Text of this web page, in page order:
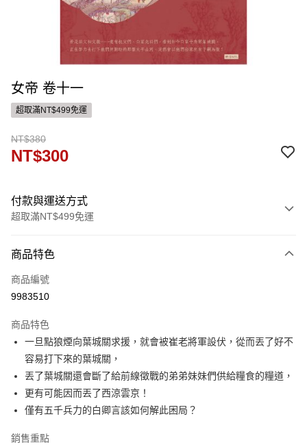
女帝 卷十一
超取滿NT$499免運
NT$380
NT$300
付款與運送方式
超取滿NT$499免運
信用卡一次付款
運送方式
付款後全家取貨
每筆NT$60，滿NT$499(含以上)免運費
付款後7-11取貨
每筆NT$60，滿NT$499(含以上)免運費
宅配
商品特色
商品編號
9983510
商品特色
一旦點狼煙向葉城關求援，就會被崔老將軍設伏，從而丟了好不
容易打下來的葉城關，
丟了葉城關還會斷了給前線徵戰的弟弟妹妹們供給糧食的糧道，
更有可能因而丟了西涼雲京！
僅有五千兵力的白卿言該如何解此困局？
銷售重點